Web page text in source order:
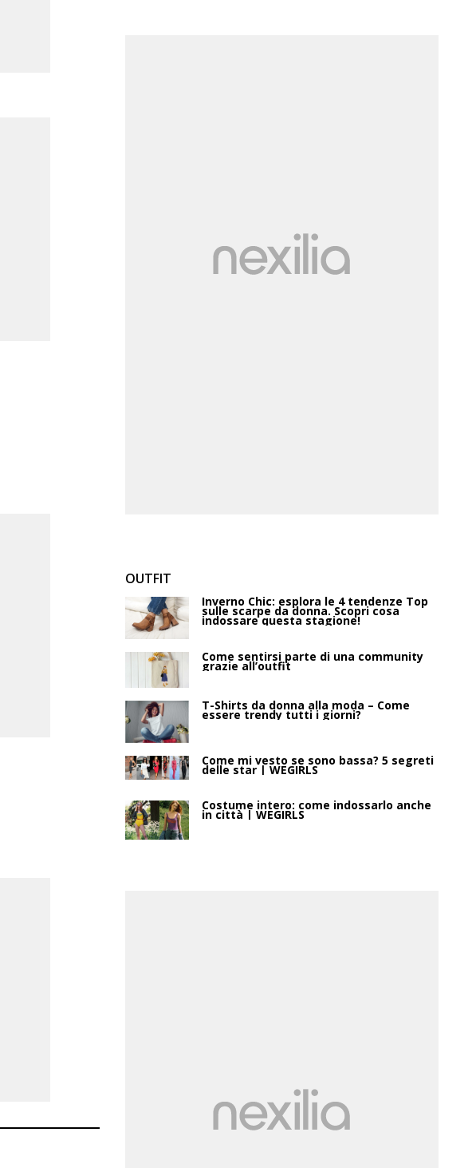
OUTFIT
Inverno Chic: esplora le 4 tendenze Top
sulle scarpe da donna. Scopri cosa
indossare questa stagione!
Come sentirsi parte di una community
grazie all’outfit
T-Shirts da donna alla moda – Come
essere trendy tutti i giorni?
Come mi vesto se sono bassa? 5 segreti
delle star | WEGIRLS
Costume intero: come indossarlo anche
in città | WEGIRLS